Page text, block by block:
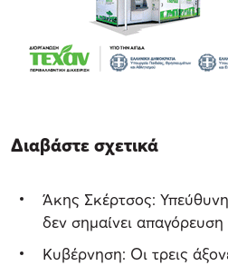
Διαβάστε σχετικά
Άκης Σκέρτσος:
δεν σημαίνει
Κυβέρνηση: Οι τρεις